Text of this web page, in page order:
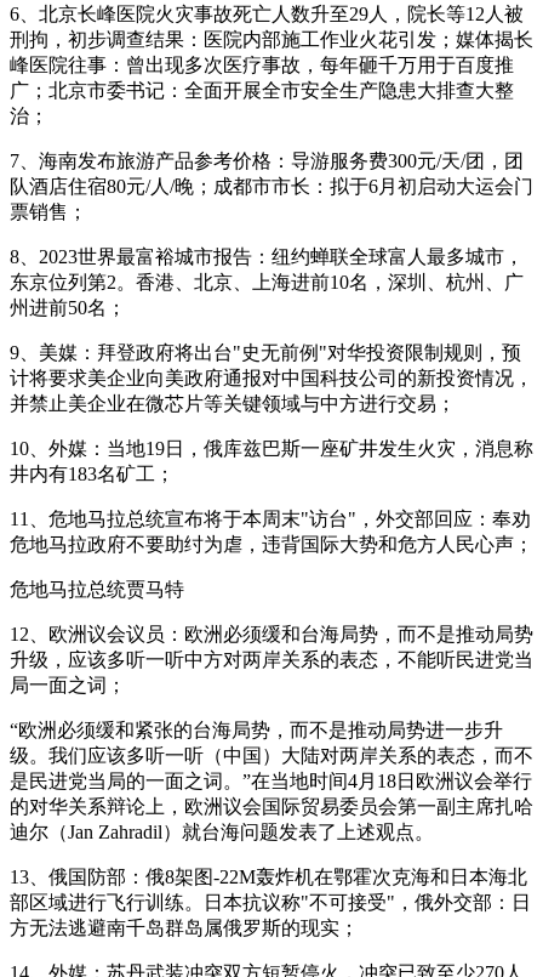
6、北京长峰医院火灾事故死亡人数升至29人，院长等12人被
刑拘，初步调查结果：医院内部施工作业火花引发；媒体揭长
峰医院往事：曾出现多次医疗事故，每年砸千万用于百度推
广；北京市委书记：全面开展全市安全生产隐患大排查大整
治；
7、海南发布旅游产品参考价格：导游服务费300元/天/团，团
队酒店住宿80元/人/晚；成都市市长：拟于6月初启动大运会门
票销售；
8、2023世界最富裕城市报告：纽约蝉联全球富人最多城市，
东京位列第2。香港、北京、上海进前10名，深圳、杭州、广
州进前50名；
9、美媒：拜登政府将出台"史无前例"对华投资限制规则，预
计将要求美企业向美政府通报对中国科技公司的新投资情况，
并禁止美企业在微芯片等关键领域与中方进行交易；
10、外媒：当地19日，俄库兹巴斯一座矿井发生火灾，消息称
井内有183名矿工；
11、危地马拉总统宣布将于本周末"访台"，外交部回应：奉劝
危地马拉政府不要助纣为虐，违背国际大势和危方人民心声；
危地马拉总统贾马特
12、欧洲议会议员：欧洲必须缓和台海局势，而不是推动局势
升级，应该多听一听中方对两岸关系的表态，不能听民进党当
局一面之词；
“欧洲必须缓和紧张的台海局势，而不是推动局势进一步升
级。我们应该多听一听（中国）大陆对两岸关系的表态，而不
是民进党当局的一面之词。”在当地时间4月18日欧洲议会举行
的对华关系辩论上，欧洲议会国际贸易委员会第一副主席扎哈
迪尔（Jan Zahradil）就台海问题发表了上述观点。
13、俄国防部：俄8架图-22M轰炸机在鄂霍次克海和日本海北
部区域进行飞行训练。日本抗议称"不可接受"，俄外交部：日
方无法逃避南千岛群岛属俄罗斯的现实；
14、外媒：苏丹武装冲突双方短暂停火，冲突已致至少270人